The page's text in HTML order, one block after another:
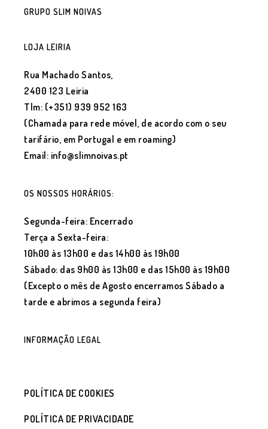
GRUPO SLIM NOIVAS
LOJA LEIRIA
Rua Machado Santos,
2400 123 Leiria
Tlm: (+351) 939 952 163
(Chamada para rede móvel, de acordo com o seu
tarifário, em Portugal e em roaming)
Email: info@slimnoivas.pt
OS NOSSOS HORÁRIOS:
Segunda-feira: Encerrado
Terça a Sexta-feira:
10h00 às 13h00 e das 14h00 às 19h00
Sábado: das 9h00 às 13h00 e das 15h00 às 19h00
(Excepto o mês de Agosto encerramos Sábado a
tarde e abrimos a segunda feira)
INFORMAÇÃO LEGAL
POLÍTICA DE COOKIES
POLÍTICA DE PRIVACIDADE